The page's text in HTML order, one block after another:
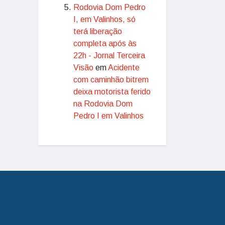
Rodovia Dom Pedro
I, em Valinhos, só
terá liberação
completa após às
22h - Jornal Terceira
Visão emAcidente
com caminhão bitrem
deixa motorista ferido
na Rodovia Dom
Pedro I em Valinhos